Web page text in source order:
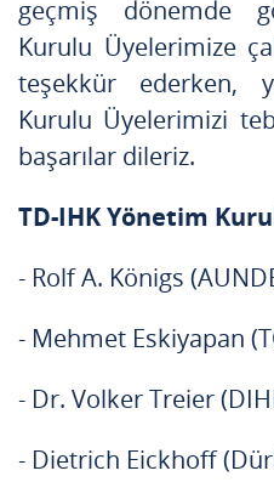
geçmiş dönemde
Kurulu Üyelerimize
teşekkür ederken,
Kurulu Üyelerimizi
başarılar dileriz.
TD-IHK Yönetim
- Rolf A. Königs
- Mehmet Eskiyapan
- Dr. Volker Treier
- Dietrich Eickhoff